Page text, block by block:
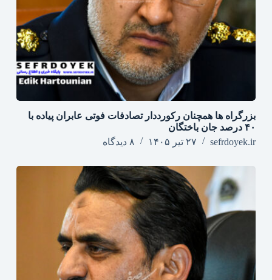
بزرگراه‌ ها همچنان رکورددار تصادفات فوتی عابران پیاده با
۴۰ درصد جان‌ باختگان
sefrdoyek.ir
۲۷ تیر ۱۴۰۵ ۸ دیدگاه